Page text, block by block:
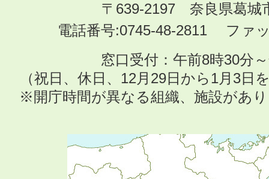
〒639-2197 奈良県葛城
電話番号:0745-48-2811 ファ
窓口受付：午前8時30分
（祝日、休日、12月29日から1月3日
※開庁時間が異なる組織、施設があ